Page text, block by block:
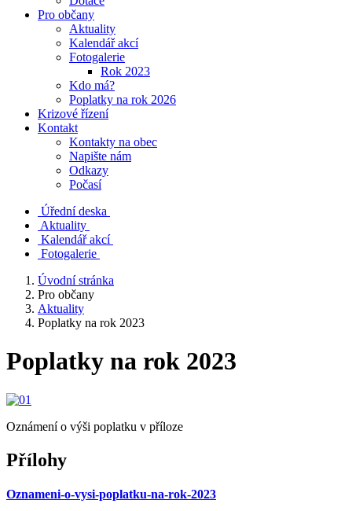
Pro občany
Aktuality
Kalendář akcí
Fotogalerie
Rok 2023
Kdo má?
Poplatky na rok 2026
Krizové řízení
Kontakt
Kontakty na obec
Napište nám
Odkazy
Počasí
Úřední deska
Aktuality
Kalendář akcí
Fotogalerie
Úvodní stránka
Pro občany
Aktuality
Poplatky na rok 2023
Poplatky na rok 2023
Oznámení o výši poplatku v příloze
Přílohy
Oznameni-o-vysi-poplatku-na-rok-2023